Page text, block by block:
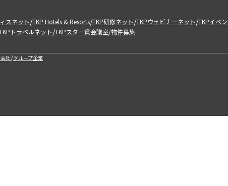
スネット/TKP Hotels & Resorts/TKP研修ネット/TKPウェビナーネット/TKPイベ
トラベルネット/TKPスター貸会議室/物件募集
社/グループ企業